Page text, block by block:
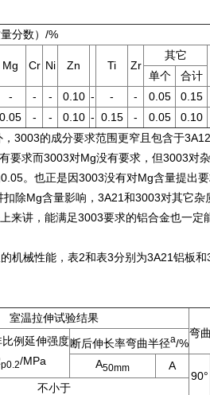
分数）/%
Mg Cr Ni Zn Ti Zr
其它
单个
合计
- - - 0.10 - - - 0.05 0.15
0.05 - - 0.10 - 0.15 - 0.05 0.10
的成分要求范围更窄且包含于
要求而3003对Mg没有要求，但3003对
。也正是因3003没有对Mg含量提出要
除Mg含量影响，3A21和3003对其它杂
来讲，能满足3003要求的铝合金也一定
械性能，表2和表3分别为3A21铝板和
室温拉伸试验结果
弯
例延伸强度
p0.2/MPa
断后伸长率弯曲半径a/%
A50mm
A
90°
不小于